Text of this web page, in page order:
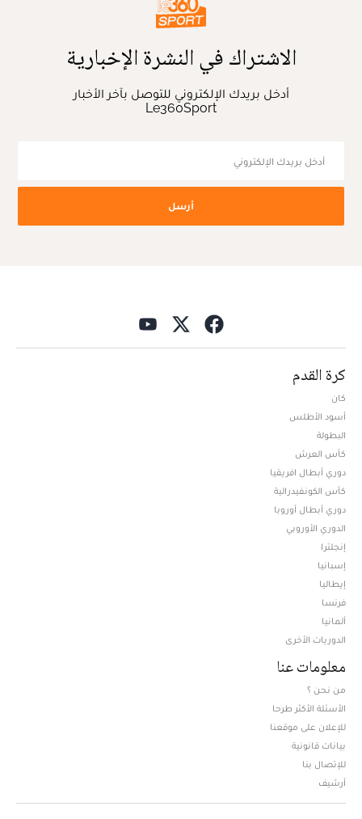
الاشتراك في النشرة الإخبارية
أدخل بريدك الإلكتروني للتوصل بآخر الأخبار
Le360Sport
أرسل
كرة القدم
كان
أسود الأطلس
البطولة
كأس العرش
دوري أبطال افريقيا
كأس الكونفيدرالية
دوري أبطال أوروبا
الدوري الأوروبي
إنجلترا
إسبانيا
إيطاليا
فرنسا
ألمانيا
الدوريات الأخرى
معلومات عنا
من نحن ؟
الأسئلة الأكثر طرحا
للإعلان على موقعنا
بيانات قانونية
للإتصال بنا
أرشيف